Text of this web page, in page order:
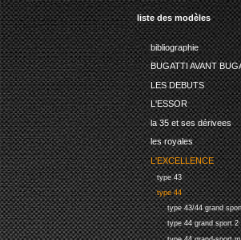
liste des modèles
bibliographie
BUGATTI AVANT
LES DEBUTS
L'ESSOR
la 35 et ses dérivees
les royales
L'EXCELLENCE
type 43
type 44
type 43/44 grand
type 44 grand sport 2